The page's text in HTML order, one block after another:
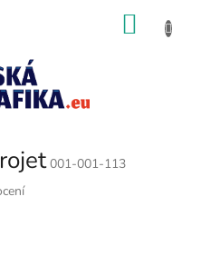
001-001-113